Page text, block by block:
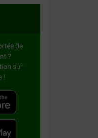
de
?
sur
!